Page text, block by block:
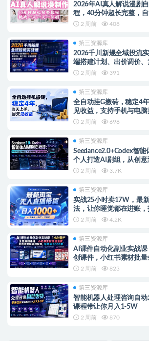
2026年AI真人解说漫剧
程，40分钟超长完整，
一人一天一部剧！
2 周前 408
第三资源库
2026千川新规全域投流
端搭建计划、出价调价
点、起量起权重全套落地
2 周前 391
第三资源库
全自动挂G搬砖，稳定4
见收益，支持手机与电脑
2 周前 698
第三资源库
Seedance2.0+Codex智
个人打造AI剧组，从创
2 周前 3.7K
第三资源库
实战25小时卖17W，最
法，让你睡觉都在进账，
2 周前 4.2K
第三资源库
AI课件自动化副业实战
创课件，小红书素材批量
线复刻，半年卖3000单
2 周前 823
第三资源库
智能机器人处理咨询自
课程带让你月入1-5W
2 周前 870